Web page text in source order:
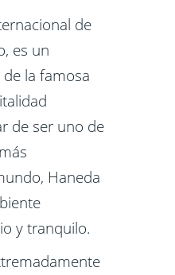
de
es un
la famosa
de ser uno de
Haneda
y tranquilo.